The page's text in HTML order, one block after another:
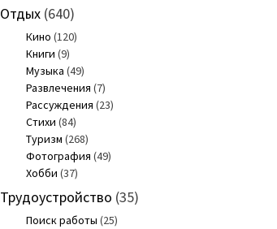
Отдых(640)
Кино (120)
Книги (9)
Музыка (49)
Развлечения (7)
Рассуждения (23)
Стихи (84)
Туризм (268)
Фотография (49)
Хобби (37)
Трудоустройство (35)
Поиск работы (25)